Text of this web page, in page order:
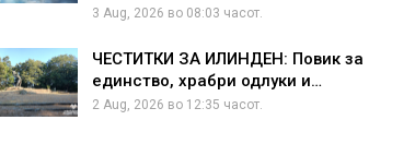
3 Aug, 2026 во 08:03 часот.
ЧЕСТИТКИ ЗА ИЛИНДЕН: Повик за
единство, храбри одлуки и…
2 Aug, 2026 во 12:35 часот.